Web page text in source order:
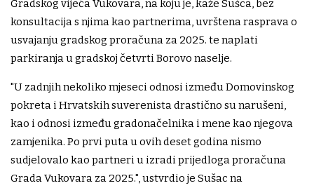
Gradskog vijeća Vukovara, na koju je, kaže Sušca, bez
konsultacija s njima kao partnerima, uvrštena rasprava o
usvajanju gradskog proračuna za 2025. te naplati
parkiranja u gradskoj četvrti Borovo naselje.
"U zadnjih nekoliko mjeseci odnosi između Domovinskog
pokreta i Hrvatskih suverenista drastično su narušeni,
kao i odnosi između gradonačelnika i mene kao njegova
zamjenika. Po prvi puta u ovih deset godina nismo
sudjelovalo kao partneri u izradi prijedloga proračuna
Grada Vukovara za 2025.", ustvrdio je Sušac na